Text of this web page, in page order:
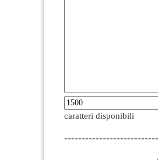
caratteri disponibili